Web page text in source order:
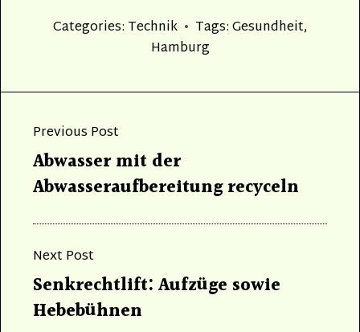
Categories: Technik Tags:Gesundheit,
Hamburg
Previous Post
Previous
post:
Abwasser mit der
Abwasseraufbereitung recyceln
Next Post
Next
post:
Senkrechtlift: Aufzüge sowie
Hebebühnen